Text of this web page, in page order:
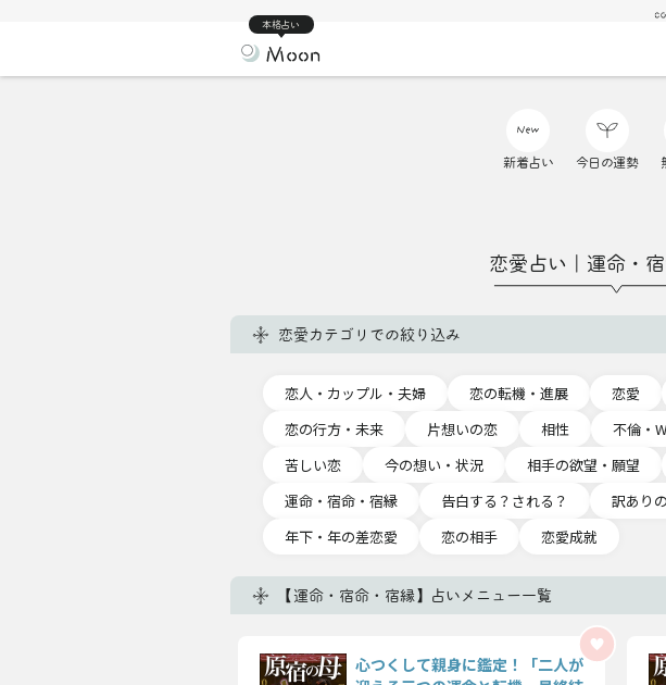
本格占い
新着占い 今日の運勢
恋愛占い｜運命・
恋愛カテゴリでの絞り込み
恋人・カップル・夫婦 恋の転機・進展 恋愛
恋の行方・未来
片想いの恋 相性 不倫・
苦しい恋
今の想い・状況 相手の欲望・願望
運命・宿命・宿縁
告白する？される？ 訳あり
年下・年の差恋愛
恋の相手 恋愛成就
【運命・宿命・宿縁】占いメニュー一覧
心つくして親身に鑑定！「二人が